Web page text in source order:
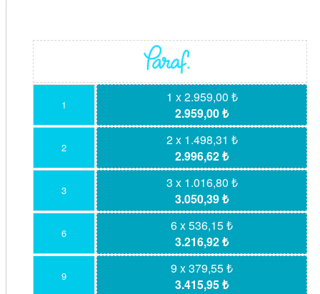
1
1 x 2.959,00 ₺
2.959,00 ₺
2
2 x 1.498,31 ₺
2.996,62 ₺
3
3 x 1.016,80 ₺
3.050,39 ₺
6
6 x 536,15 ₺
3.216,92 ₺
9
9 x 379,55 ₺
3.415,95 ₺